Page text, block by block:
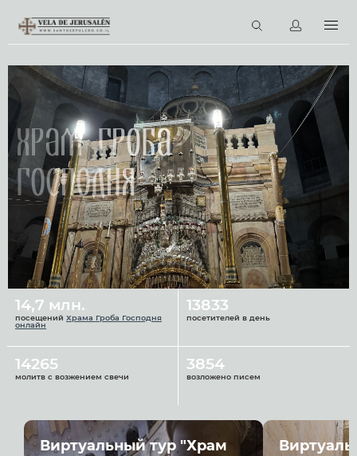
Виртуальные туры
Библиотека
Наши святыни
Новости
Церковный календарь
RU
Храм Гроба
Господня
14,7 млн.
посещений Храма Гроба Господня
онлайн
13833
посетителей в день
14265
молитв с возжением свечи
3854
возложено писем
Виртуальный тур "Храм